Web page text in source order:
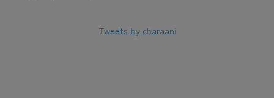
Tweets by charaani